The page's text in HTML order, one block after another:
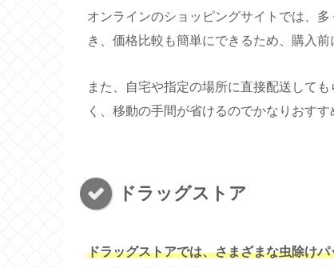
オンラインのショッピングサイトでは、
き、価格比較も簡単にできるため、購入
また、自宅や指定の場所に直接配送して
く、移動の手間が省けるのでかなりおすす
ドラッグストア
ドラッグストアでは、さまざまな虫除け